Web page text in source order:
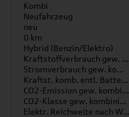
Kombi
Neufahrzeug
neu
0 km
Hybrid (Benzin/Elektro)
Kraftstoffverbrauch gew. kombiniert
Stromverbrauch gew. kombiniert
Kraftst. komb. entl. Batterie
CO2-Emission gew. kombiniert
CO2-Klasse gew. kombiniert
Elektr. Reichweite nach WLTP*